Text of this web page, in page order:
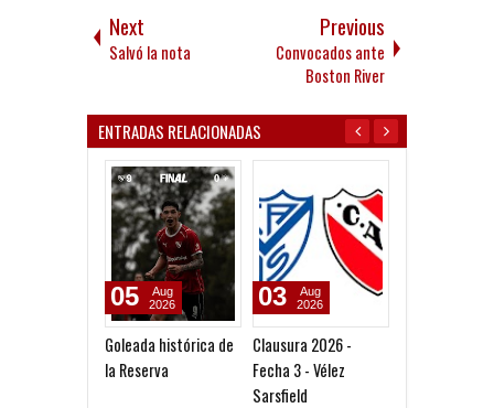
Next
Salvó la nota
Previous
Convocados ante
Boston River
ENTRADAS RELACIONADAS
Goleada histórica de
la Reserva
05
Aug
2026
Clausura 2026 -
Fecha 3 - Vélez
Sarsfield
03
Aug
2026